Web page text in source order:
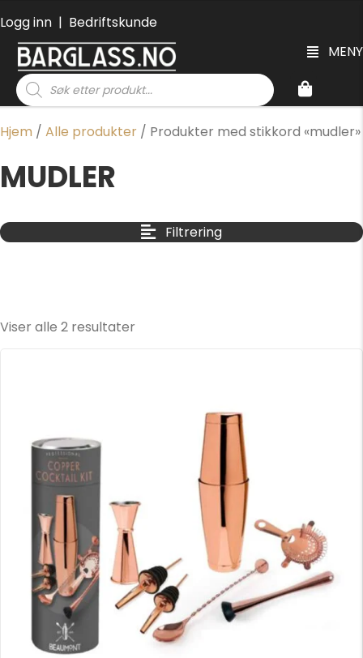
Logg inn | Bedriftskunde
MENY
Products
search
Hjem / Alle produkter / Produkter med stikkord «mudler»
MUDLER
Filtrering
Viser alle 2 resultater